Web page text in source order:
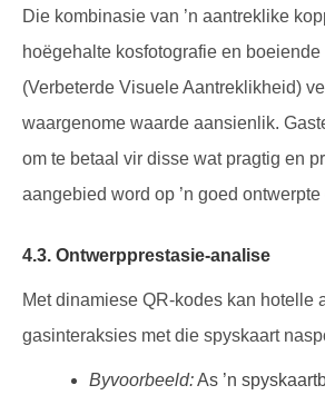
Die kombinasie van ’n aantreklike
hoëgehalte kosfotografie en
(Verbeterde Visuele Aantreklikheid)
waargenome waarde aansienlik.
om te betaal vir disse wat pragtig en
aangebied word op ’n goed
4.3. Ontwerpprestasie-analise
Met dinamiese QR-kodes kan hotelle
gasinteraksies met die spyskaart
Byvoorbeeld:As ’n